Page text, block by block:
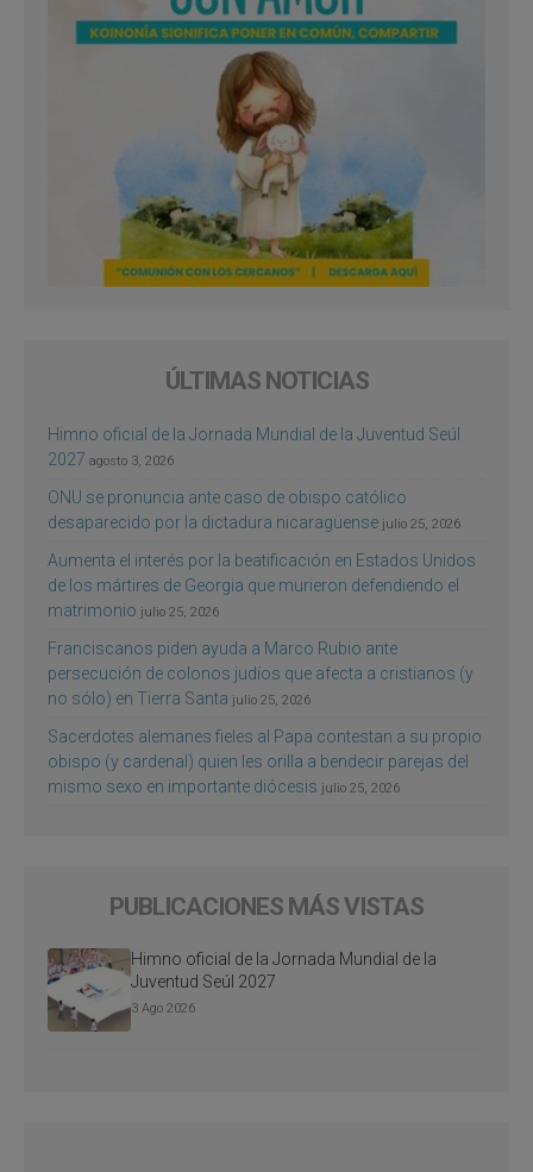
ÚLTIMAS NOTICIAS
Himno oficial de la Jornada Mundial de la Juventud Seúl
2027 agosto 3, 2026
ONU se pronuncia ante caso de obispo católico
desaparecido por la dictadura nicaragüense julio 25, 2026
Aumenta el interés por la beatificación en Estados Unidos
de los mártires de Georgia que murieron defendiendo el
matrimonio julio 25, 2026
Franciscanos piden ayuda a Marco Rubio ante
persecución de colonos judíos que afecta a cristianos (y
no sólo) en Tierra Santa julio 25, 2026
Sacerdotes alemanes fieles al Papa contestan a su propio
obispo (y cardenal) quien les orilla a bendecir parejas del
mismo sexo en importante diócesis julio 25, 2026
PUBLICACIONES MÁS VISTAS
Himno oficial de la Jornada Mundial de la
Juventud Seúl 2027
3 Ago 2026